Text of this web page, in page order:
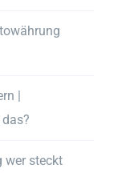
|
wer steckt